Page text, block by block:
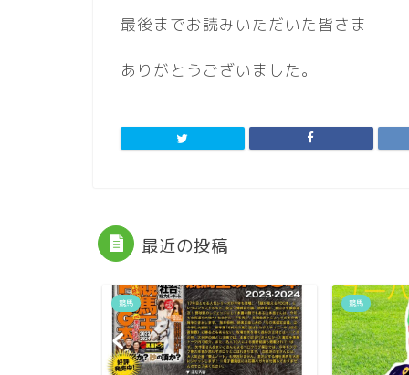
最後までお読みいただいた皆さま
ありがとうございました。
最近の投稿
競馬 競馬